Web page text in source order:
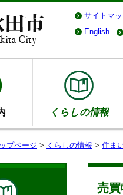
サイトマ
English
くらしの情報
プページ > くらしの情報 > 住ま
売買